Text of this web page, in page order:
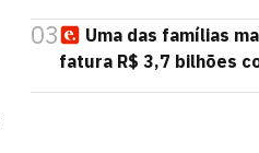
03
Uma das famílias
fatura R$ 3,7 bilhões